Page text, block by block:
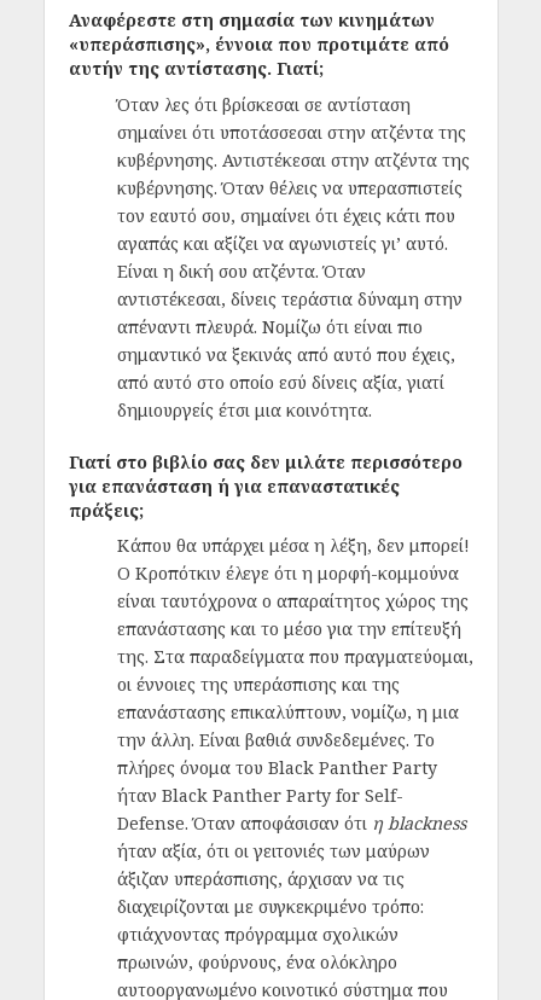
Αναφέρεστε στη σημασία των κινημάτων
«υπεράσπισης», έννοια που προτιμάτε από
αυτήν της αντίστασης. Γιατί;
Όταν λες ότι βρίσκεσαι σε αντίσταση
σημαίνει ότι υποτάσσεσαι στην ατζέντα της
κυβέρνησης. Αντιστέκεσαι στην ατζέντα της
κυβέρνησης. Όταν θέλεις να υπερασπιστείς
τον εαυτό σου, σημαίνει ότι έχεις κάτι που
αγαπάς και αξίζει να αγωνιστείς γι’ αυτό.
Είναι η δική σου ατζέντα. Όταν
αντιστέκεσαι, δίνεις τεράστια δύναμη στην
απέναντι πλευρά. Νομίζω ότι είναι πιο
σημαντικό να ξεκινάς από αυτό που έχεις,
από αυτό στο οποίο εσύ δίνεις αξία, γιατί
δημιουργείς έτσι μια κοινότητα.
Γιατί στο βιβλίο σας δεν μιλάτε περισσότερο
για επανάσταση ή για επαναστατικές
πράξεις;
Κάπου θα υπάρχει μέσα η λέξη, δεν μπορεί!
Ο Κροπότκιν έλεγε ότι η μορφή-κομμούνα
είναι ταυτόχρονα ο απαραίτητος χώρος της
επανάστασης και το μέσο για την επίτευξή
της. Στα παραδείγματα που πραγματεύομαι,
οι έννοιες της υπεράσπισης και της
επανάστασης επικαλύπτουν, νομίζω, η μια
την άλλη. Είναι βαθιά συνδεδεμένες. Το
πλήρες όνομα του Black Panther Party
ήταν Black Panther Party for Self-
Defense. Όταν αποφάσισαν ότι η blackness
ήταν αξία, ότι οι γειτονιές των μαύρων
άξιζαν υπεράσπισης, άρχισαν να τις
διαχειρίζονται με συγκεκριμένο τρόπο:
φτιάχνοντας πρόγραμμα σχολικών
πρωινών, φούρνους, ένα ολόκληρο
αυτοοργανωμένο κοινοτικό σύστημα που